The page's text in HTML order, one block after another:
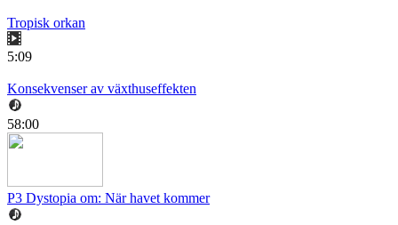
Tropisk orkan
5:09
Konsekvenser av växthuseffekten
58:00
P3 Dystopia om: När havet kommer